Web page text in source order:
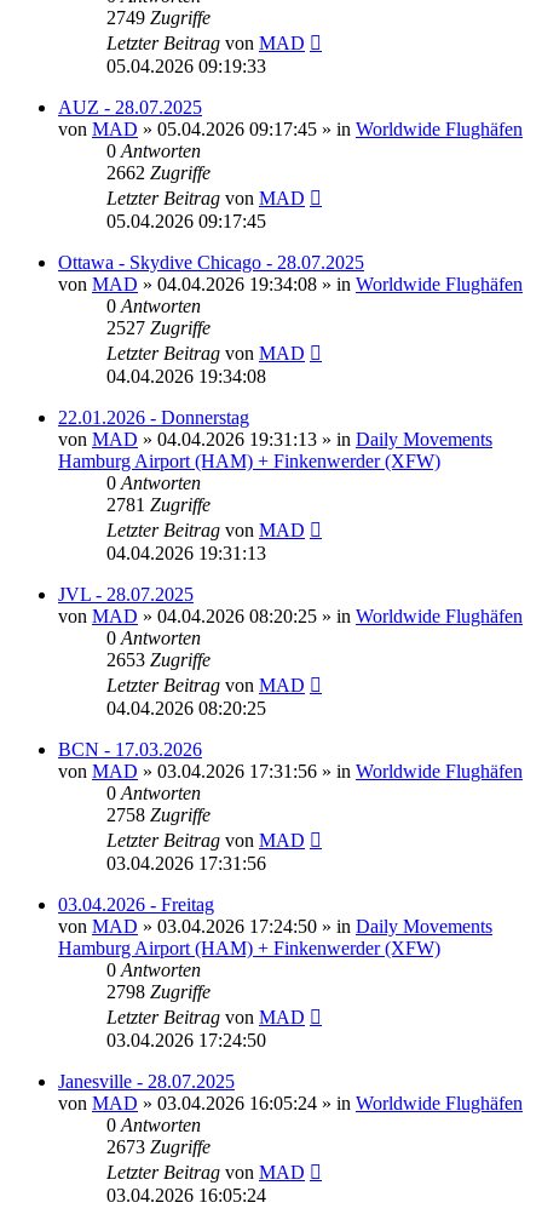
2749 Zugriffe
Letzter Beitrag von MAD
05.04.2026 09:19:33
AUZ - 28.07.2025
von MAD » 05.04.2026 09:17:45 » in Worldwide Flughäfen
0 Antworten
2662 Zugriffe
Letzter Beitrag von MAD
05.04.2026 09:17:45
Ottawa - Skydive Chicago - 28.07.2025
von MAD » 04.04.2026 19:34:08 » in Worldwide Flughäfen
0 Antworten
2527 Zugriffe
Letzter Beitrag von MAD
04.04.2026 19:34:08
22.01.2026 - Donnerstag
von MAD » 04.04.2026 19:31:13 » in Daily Movements
Hamburg Airport (HAM) + Finkenwerder (XFW)
0 Antworten
2781 Zugriffe
Letzter Beitrag von MAD
04.04.2026 19:31:13
JVL - 28.07.2025
von MAD » 04.04.2026 08:20:25 » in Worldwide Flughäfen
0 Antworten
2653 Zugriffe
Letzter Beitrag von MAD
04.04.2026 08:20:25
BCN - 17.03.2026
von MAD » 03.04.2026 17:31:56 » in Worldwide Flughäfen
0 Antworten
2758 Zugriffe
Letzter Beitrag von MAD
03.04.2026 17:31:56
03.04.2026 - Freitag
von MAD » 03.04.2026 17:24:50 » in Daily Movements
Hamburg Airport (HAM) + Finkenwerder (XFW)
0 Antworten
2798 Zugriffe
Letzter Beitrag von MAD
03.04.2026 17:24:50
Janesville - 28.07.2025
von MAD » 03.04.2026 16:05:24 » in Worldwide Flughäfen
0 Antworten
2673 Zugriffe
Letzter Beitrag von MAD
03.04.2026 16:05:24